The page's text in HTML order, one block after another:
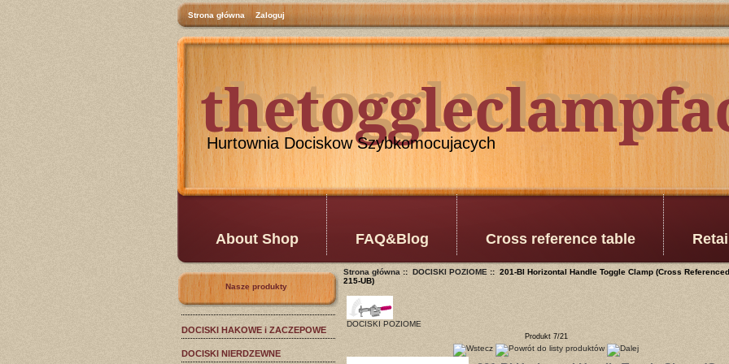
Strona główna Zaloguj
Hurtownia Dociskow Szybkomocujacych
About Shop FAQ&Blog Cross reference table
Nasze produkty
DOCISKI HAKOWE i ZACZEPOWE
DOCISKI NIERDZEWNE
Strona główna ::DOCISKI POZIOME :: 201-BI Horizontal Handle Toggle Clamp (Cross
215-UB)
DOCISKI POZIOME
Produkt 7/21